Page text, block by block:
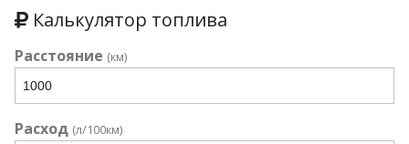
Калькулятор топлива
Расстояние (км)
Расход (л/100км)